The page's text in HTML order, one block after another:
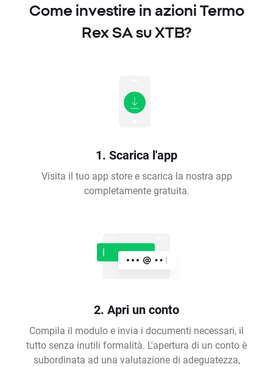
Come investire in azioni Termo
Rex SA su XTB?
1. Scarica l'app
Visita il tuo app store e scarica la nostra app
completamente gratuita.
2. Apri un conto
Compila il modulo e invia i documenti necessari, il
tutto senza inutili formalità. L'apertura di un conto è
subordinata ad una valutazione di adeguatezza,